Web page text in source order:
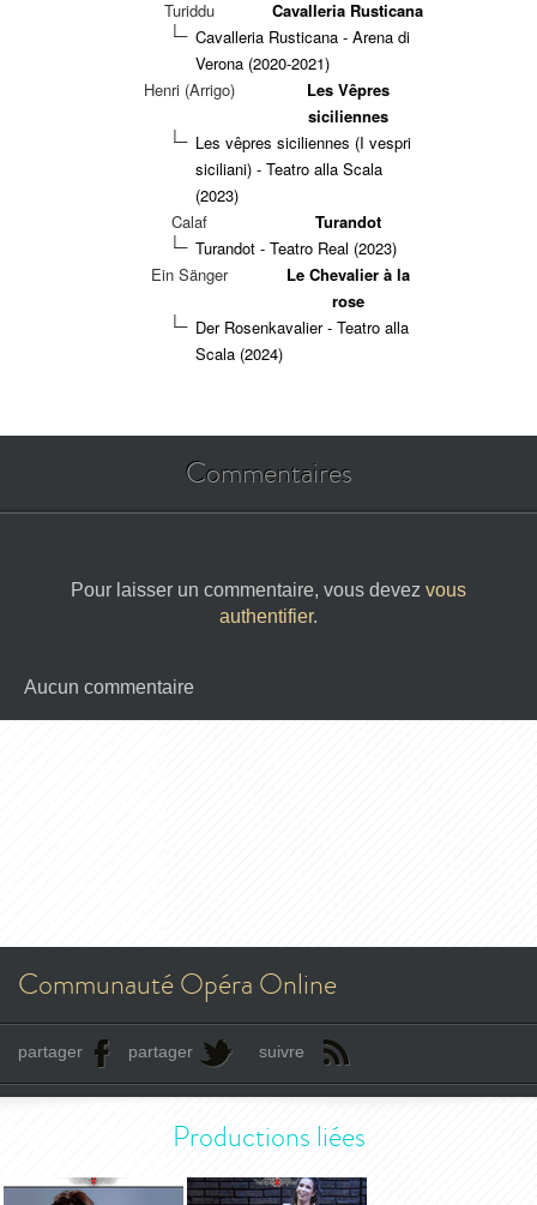
Turiddu
Cavalleria Rusticana
Cavalleria Rusticana - Arena di
Verona (2020-2021)
Henri (Arrigo)
Les Vêpres
siciliennes
Les vêpres siciliennes (I vespri
siciliani) - Teatro alla Scala
(2023)
Calaf
Turandot
Turandot - Teatro Real (2023)
Ein Sänger
Le Chevalier à la
rose
Der Rosenkavalier - Teatro alla
Scala (2024)
Commentaires
Pour laisser un commentaire, vous devez vous
authentifier.
Aucun commentaire
Communauté Opéra Online
partager partager suivre
Productions liées